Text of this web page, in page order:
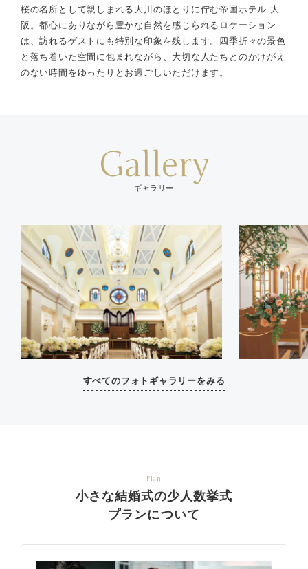
桜の名所として親しまれる大川のほとりに佇む帝国ホテル 大
阪。都心にありながら豊かな自然を感じられるロケーション
は、訪れるゲストにも特別な印象を残します。四季折々の景色
と落ち着いた空間に包まれながら、大切な人たちとのかけがえ
のない時間をゆったりとお過ごしいただけます。
Gallery
ギャラリー
すべてのフォトギャラリーをみる
Plan
小さな結婚式の少人数挙式
プランについて